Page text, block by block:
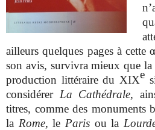
ailleurs quelques pages à
son avis, survivra mieux que
production littéraire du XIXe
considérer La Cathédrale,
titres, comme des monuments
la Rome, le Parisou la